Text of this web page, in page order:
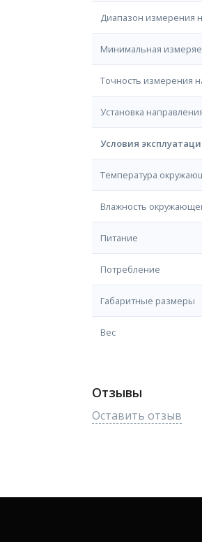
Диапазон измерения
Минимальная
Точность измерения
Установка
Условия
Температура
Влажность
Питание
Потребление
Габаритные размеры
Вес
Отзывы
Оставить отзыв